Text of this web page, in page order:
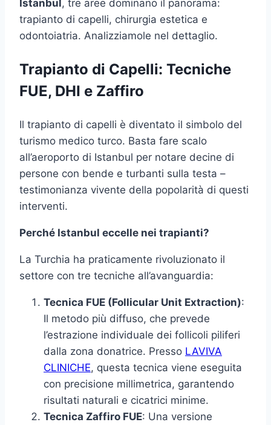
Istanbul, tre aree dominano il panorama:
trapianto di capelli, chirurgia estetica e
odontoiatria. Analizziamole nel dettaglio.
Trapianto di Capelli: Tecniche
FUE, DHI e Zaffiro
Il trapianto di capelli è diventato il simbolo del
turismo medico turco. Basta fare scalo
all’aeroporto di Istanbul per notare decine di
persone con bende e turbanti sulla testa –
testimonianza vivente della popolarità di questi
interventi.
Perché Istanbul eccelle nei trapianti?
La Turchia ha praticamente rivoluzionato il
settore con tre tecniche all’avanguardia:
Tecnica FUE (Follicular Unit Extraction):
Il metodo più diffuso, che prevede
l’estrazione individuale dei follicoli piliferi
dalla zona donatrice. Presso LAVIVA
CLINICHE, questa tecnica viene eseguita
con precisione millimetrica, garantendo
risultati naturali e cicatrici minime.
Tecnica Zaffiro FUE: Una versione